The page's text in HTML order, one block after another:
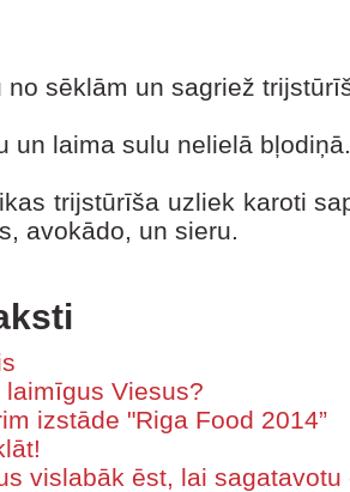
no sēklām un sagriež
un laima sulu nelielā bļodiņā.
trijstūrīša uzliek karoti
avokādo, un sieru.
Viesus?
izstāde "Riga Food 2014”
vislabāk ēst, lai